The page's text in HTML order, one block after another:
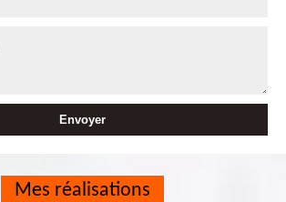
Mes réalisations